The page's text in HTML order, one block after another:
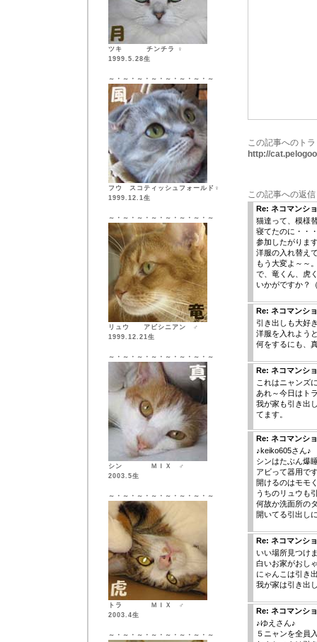
ツキ チンチラ ♀
1999.5.28生
～・～・～・～・～・～・～・～
フウ スコティッシュフォールド♀
1999.12.1生
～・～・～・～・～・～・～・～
リュウ アビシニアン ♂
1999.12.21生
～・～・～・～・～・～・～・～
シン ＭＩＸ ♂
2003.5生
～・～・～・～・～・～・～・～
トラ ＭＩＸ ♂
2003.4生
～・～・～・～・～・～・～・～
この記事へのト
http://
この記事への返信
Re: ネコマンシ
猫達って、模様
寝てたのに・・
参加したがりま
洋服の入れ替え
もう大変よ～～
で、竜くん、虎
いかがですか？
Re: ネコマンシ
引き出しも大好
洋服を入れよう
何をするにも、
Re: ネコマンシ
これはニャンズ
あれ～今日はト
我が家も引き出
てます。
Re: ネコマンシ
♪keiko605さん♪
シンはたぶん爆
アビって器用で
開けるのはモモ
うちのリュウも
何故か洗面所の
開いてる引出し
Re: ネコマンシ
いい場所見つけ
白いお家がおし
にゃんこは引き
我が家は引き出
Re: ネコマンシ
♪ゆえさん♪
５ニャンを全員